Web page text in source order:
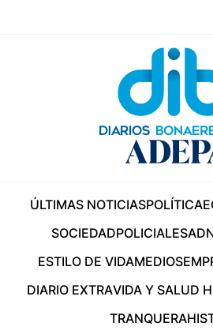
ÚLTIMAS NOTICIASPOLÍTICA
SOCIEDADPOLICIALES
ESTILO DE VIDAMEDIOS
DIARIO EXTRAVIDA Y SALUD
TRANQUERA